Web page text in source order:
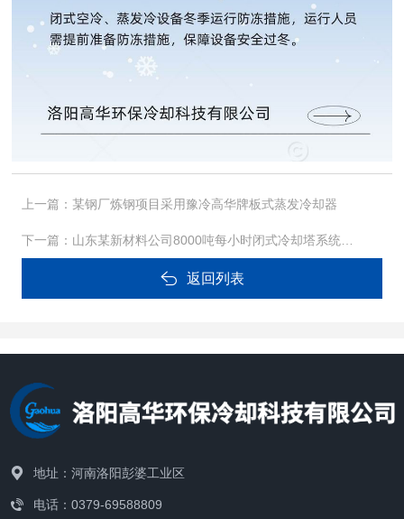
上一篇： 某钢厂炼钢项目采用豫冷高华牌板式蒸发冷却器
下一篇： 山东某新材料公司8000吨每小时闭式冷却塔系统的成功安装和调试
返回列表
地址：河南洛阳彭婆工业区
电话：0379-69588809